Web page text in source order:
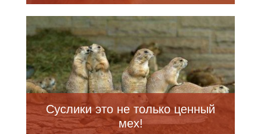
Суслики это не только ценный
мех!